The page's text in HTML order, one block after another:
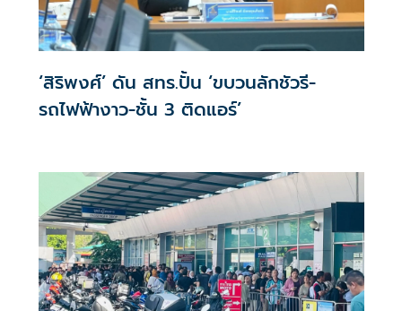
‘สิริพงศ์’ ดัน สทร.ปั้น ‘ขบวนลักชัวรี-
รถไฟฟ้างาว-ชั้น 3 ติดแอร์’